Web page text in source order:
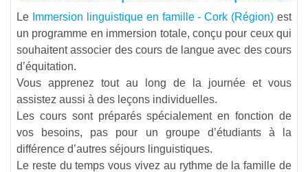
Le Immersion linguistique en famille - Cork (Région) est
un programme en immersion totale, conçu pour ceux qui
souhaitent associer des cours de langue avec des cours
d’équitation.
Vous apprenez tout au long de la journée et vous
assistez aussi à des leçons individuelles.
Les cours sont préparés spécialement en fonction de
vos besoins, pas pour un groupe d’étudiants à la
différence d’autres séjours linguistiques.
Le reste du temps vous vivez au rythme de la famille de